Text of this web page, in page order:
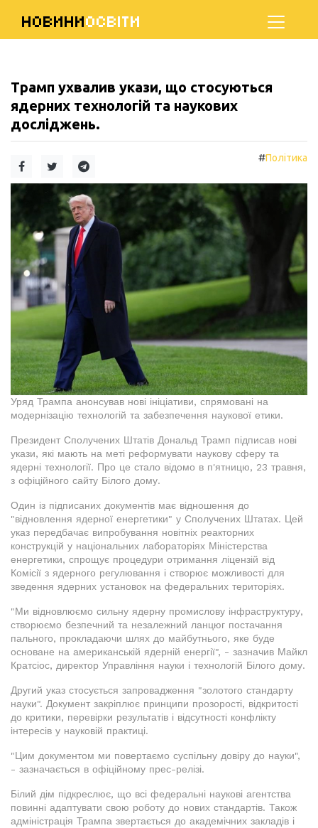
НОВИНИОСВІТИ
Трамп ухвалив укази, що стосуються
ядерних технологій та наукових
досліджень.
#Політика
Уряд Трампа анонсував нові ініціативи, спрямовані на
модернізацію технологій та забезпечення наукової етики.
Президент Сполучених Штатів Дональд Трамп підписав нові
укази, які мають на меті реформувати наукову сферу та
ядерні технології. Про це стало відомо в п'ятницю, 23 травня,
з офіційного сайту Білого дому.
Один із підписаних документів має відношення до
"відновлення ядерної енергетики" у Сполучених Штатах. Цей
указ передбачає випробування новітніх реакторних
конструкцій у національних лабораторіях Міністерства
енергетики, спрощує процедури отримання ліцензій від
Комісії з ядерного регулювання і створює можливості для
зведення ядерних установок на федеральних територіях.
"Ми відновлюємо сильну ядерну промислову інфраструктуру,
створюємо безпечний та незалежний ланцюг постачання
пального, прокладаючи шлях до майбутнього, яке буде
основане на американській ядерній енергії", - зазначив Майкл
Кратсіос, директор Управління науки і технологій Білого дому.
Другий указ стосується запровадження "золотого стандарту
науки". Документ закріплює принципи прозорості, відкритості
до критики, перевірки результатів і відсутності конфлікту
інтересів у науковій практиці.
"Цим документом ми повертаємо суспільну довіру до науки",
- зазначається в офіційному прес-релізі.
Білий дім підкреслює, що всі федеральні наукові агентства
повинні адаптувати свою роботу до нових стандартів. Також
адміністрація Трампа звертається до академічних закладів і